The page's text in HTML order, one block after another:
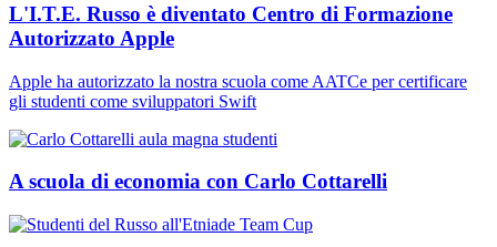
L'I.T.E. Russo è diventato Centro di Formazione
Autorizzato Apple
Apple ha autorizzato la nostra scuola come AATCe per certificare
gli studenti come sviluppatori Swift
A scuola di economia con Carlo Cottarelli